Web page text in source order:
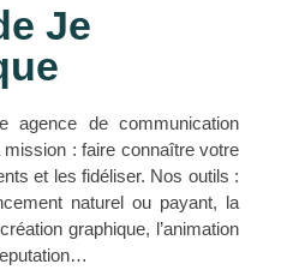
Je
agence de communication
: faire connaître votre
et les fidéliser. Nos outils :
naturel ou payant, la
graphique, l’animation